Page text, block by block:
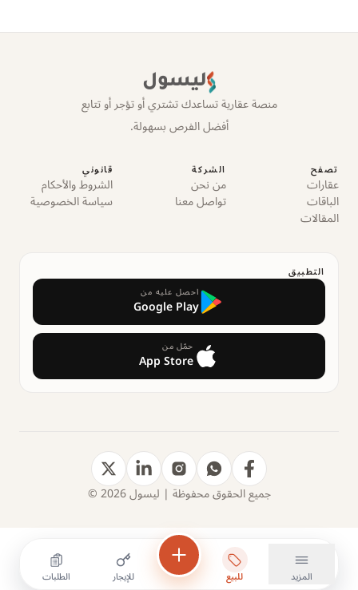
ليسول
منصة عقارية تساعدك تشتري أو تؤجر أو تتابع
أفضل الفرص بسهولة.
تصفح
عقارات
الباقات
المقالات
الشركة
من نحن
تواصل معنا
قانوني
الشروط والأحكام
سياسة الخصوصية
التطبيق
احصل عليه من
Google Play
حمّل من
App Store
جميع الحقوق محفوظة | ليسول 2026 ©
الطلبات للإيجار للبيع المزيد